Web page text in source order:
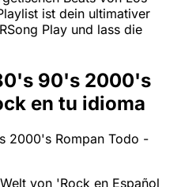
ist dein ultimativer
Play und lass die
90's 2000's
en tu idioma
von 'Rock en Español